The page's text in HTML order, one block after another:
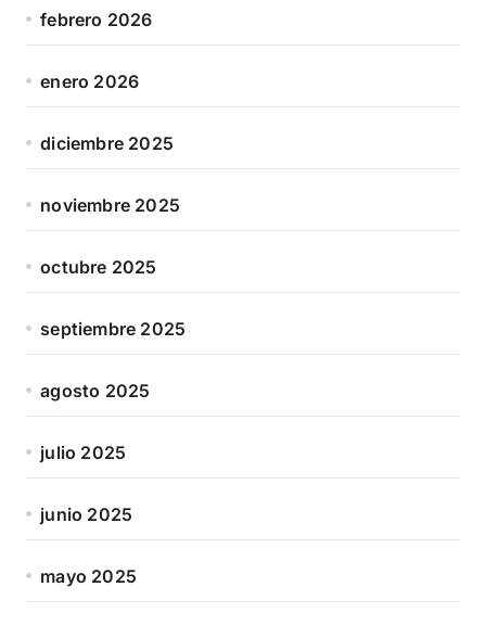
febrero 2026
enero 2026
diciembre 2025
noviembre 2025
octubre 2025
septiembre 2025
agosto 2025
julio 2025
junio 2025
mayo 2025